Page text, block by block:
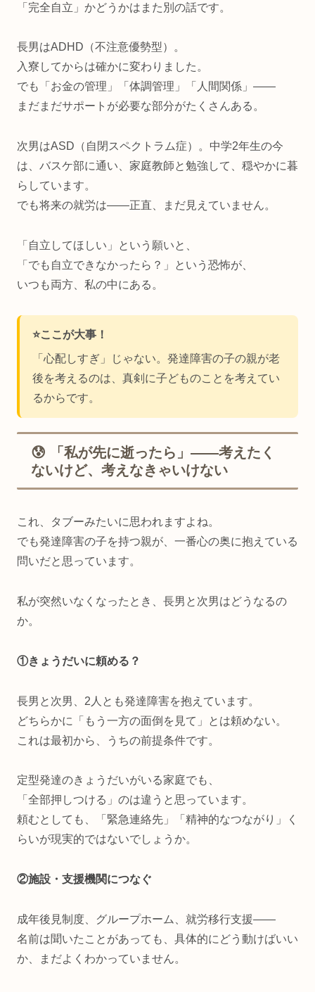
「完全自立」かどうかはまた別の話です。
長男はADHD（不注意優勢型）。
入寮してからは確かに変わりました。
でも「お金の管理」「体調管理」「人間関係」——
まだまだサポートが必要な部分がたくさんある。
次男はASD（自閉スペクトラム症）。中学2年生の今
は、バスケ部に通い、家庭教師と勉強して、穏やかに暮
らしています。
でも将来の就労は——正直、まだ見えていません。
「自立してほしい」という願いと、
「でも自立できなかったら？」という恐怖が、
いつも両方、私の中にある。
⭐ここが大事！
「心配しすぎ」じゃない。発達障害の子の親が老
後を考えるのは、真剣に子どものことを考えてい
るからです。
😰 「私が先に逝ったら」——考えたく
ないけど、考えなきゃいけない
これ、タブーみたいに思われますよね。
でも発達障害の子を持つ親が、一番心の奥に抱えている
問いだと思っています。
私が突然いなくなったとき、長男と次男はどうなるの
か。
①きょうだいに頼める？
長男と次男、2人とも発達障害を抱えています。
どちらかに「もう一方の面倒を見て」とは頼めない。
これは最初から、うちの前提条件です。
定型発達のきょうだいがいる家庭でも、
「全部押しつける」のは違うと思っています。
頼むとしても、「緊急連絡先」「精神的なつながり」く
らいが現実的ではないでしょうか。
②施設・支援機関につなぐ
成年後見制度、グループホーム、就労移行支援——
名前は聞いたことがあっても、具体的にどう動けばいい
か、まだよくわかっていません。